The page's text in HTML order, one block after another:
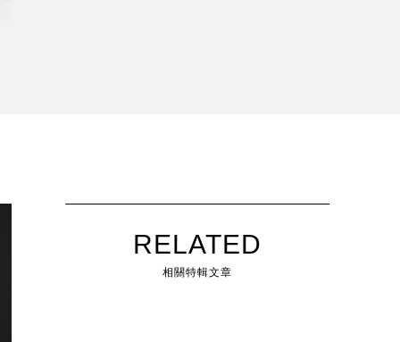
RELATED
相關特輯文章